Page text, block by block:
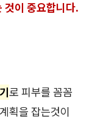
것이 중요합니다.
로 피부를 꼼꼼
획을 잡는것이